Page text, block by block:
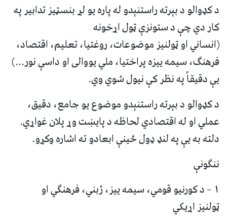
د کډوالو د بېرته راستنېدو له پاره یو لړ بنسټیز تدابیر په
کار دي چې د ستونزې ټول اړخونه
(انساني او ټولنیز موضوعات، روغتیا، تعلیم، اقتصاد،
فرهنګ، سیمه ییزه پراختیا، ملي یووالی او داسې نور...)
یې دقیقاً په نظر کې نیول شوي وي.
د کډوالو د بېرته راستنېدو موضوع یو جامع، دقیق،
عملي او له اقتصادي لحاظه د پایښت وړ پلان غواړي.
دلته به یې په لنډ ډول ځینې ابعادو ته اشاره وکړو.
ننګونې
۱ – د کورنیو قومي، سیمه ییز، ژبني، فرهنګي او
ټولنیز اړیکي